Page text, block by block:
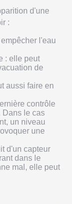
d'une
:
l'eau
: elle peut
de
aussi faire en
contrôle
Dans le cas
un niveau
une
d'un capteur
dans le
mal, elle peut